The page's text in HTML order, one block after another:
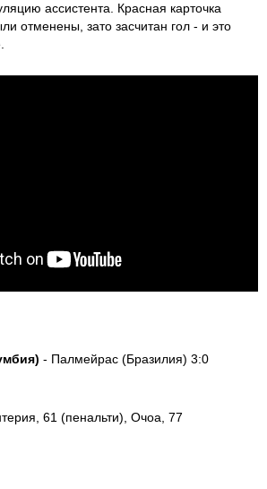
ассистента. Красная карточка
отменены, зато засчитан гол - и это
- Палмейрас (Бразилия) 3:0
61 (пенальти), Очоа, 77